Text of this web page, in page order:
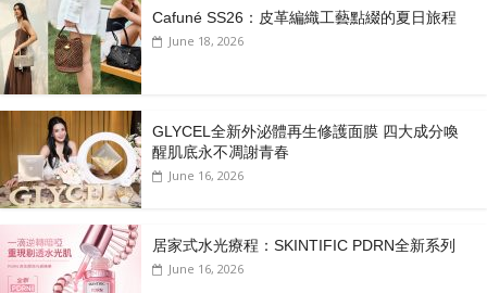
Cafuné SS26：皮革編織工藝點綴的夏日旅程
June 18, 2026
GLYCEL全新外泌體再生修護面膜 四大成分喚
醒肌底永不凋謝青春
June 16, 2026
居家式水光療程：SKINTIFIC PDRN全新系列
June 16, 2026